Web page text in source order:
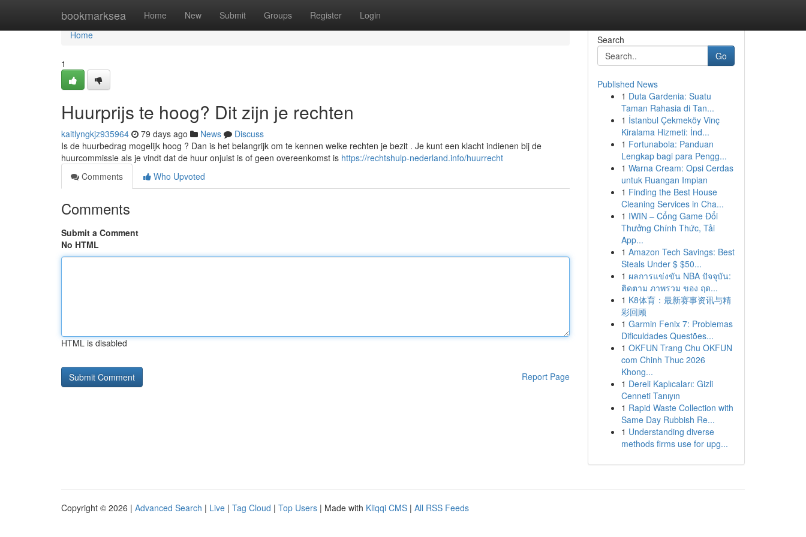
bookmarksea Home New Submit Groups Register Login
Home
Home
1
Huurprijs te hoog? Dit zijn je rechten
kaitlyngkjz935964 79 days ago News
Discuss
Is de huurbedrag mogelijk hoog ? Dan is het belangrijk om te kennen welke rechten je bezit . Je kunt een klacht indienen bij de
huurcommissie als je vindt dat de huur onjuist is of geen overeenkomst is https://rechtshulp-nederland.info/huurrecht
Comments
Who Upvoted
Comments
Submit a Comment
No HTML
HTML is disabled
Report Page
Search
Go
Published News
1 Duta Gardenia: Suatu
Taman Rahasia di Tan...
1 İstanbul Çekmeköy Vinç
Kiralama Hizmeti: İnd...
1 Fortunabola: Panduan
Lengkap bagi para Pengg...
1 Warna Cream: Opsi Cerdas
untuk Ruangan Impian
1 Finding the Best House
Cleaning Services in Cha...
1 IWIN – Cổng Game Đổi
Thưởng Chính Thức, Tải
App...
1 Amazon Tech Savings: Best
Steals Under $ $50...
1 ผลการแข่งขัน NBA ปัจจุบัน:
ติดตาม ภาพรวม ของ ฤด...
1 K8体育：最新赛事资讯与精
彩回顾
1 Garmin Fenix 7: Problemas
Dificuldades Questões...
1 OKFUN Trang Chu OKFUN
com Chinh Thuc 2026
Khong...
1 Dereli Kaplıcaları: Gizli
Cenneti Tanıyın
1 Rapid Waste Collection with
Same Day Rubbish Re...
1 Understanding diverse
methods firms use for upg...
Copyright © 2026 | Advanced Search | Live | Tag Cloud | Top Users | Made with Kliqqi CMS | All RSS Feeds